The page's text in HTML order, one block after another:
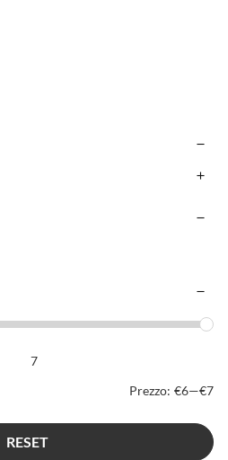
Prezzo: €6—€7
RESET